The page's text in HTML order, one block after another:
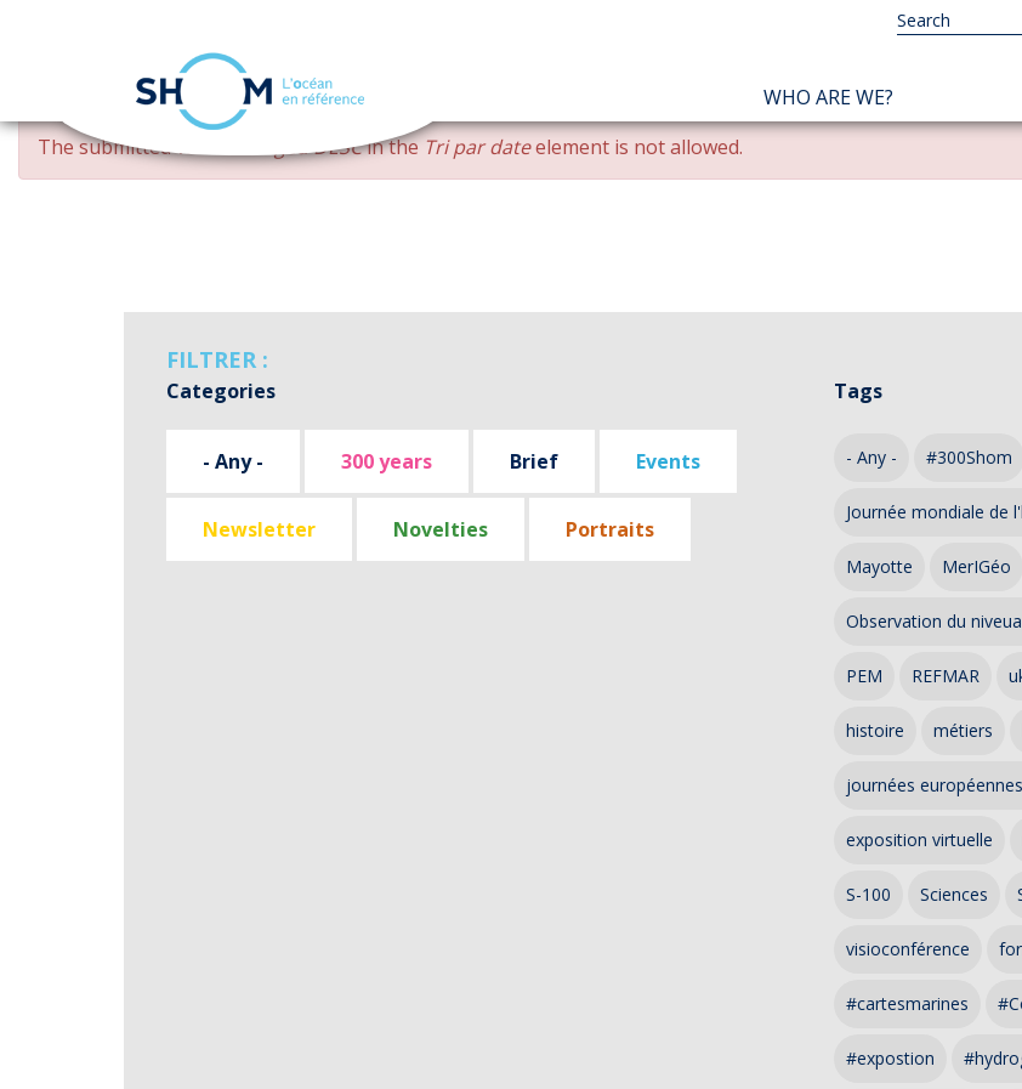
Skip
main
NAVIGATION
PRINCIPALE
WHO ARE WE?
ERROR
MESSAGE
The submitted value changed DESCin theTri par dateelement is not allowed.
FILTRER :
Categories
- Any - 300 years Brief Events
Newsletter Novelties Portraits
Tags
- Any - #300Shom
Journée mondiale de
Mayotte MerIGéo
Observation du
PEM REFMAR
histoire métiers
journées
exposition virtuelle
S-100 Sciences
visioconférence
#cartesmarines
#expostion